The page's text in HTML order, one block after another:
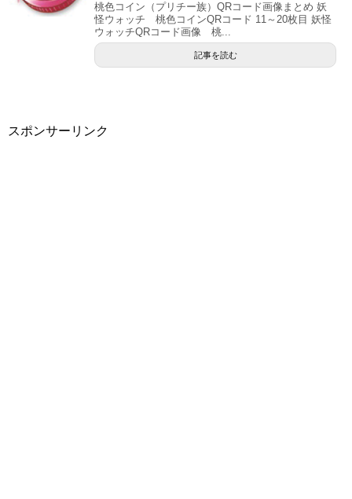
桃色コイン（プリチー族）QRコード画像まとめ 妖
怪ウォッチ 桃色コインQRコード 11～20枚目 妖怪
ウォッチQRコード画像 桃...
記事を読む
スポンサーリンク